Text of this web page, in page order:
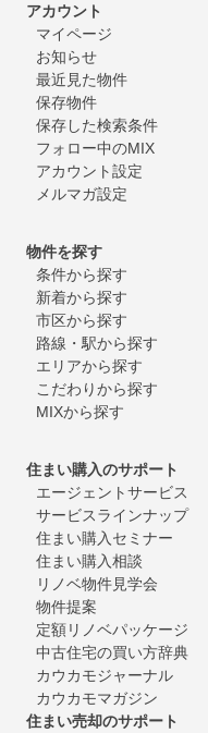
アカウント
マイページ
お知らせ
最近見た物件
保存物件
保存した検索条件
フォロー中のMIX
アカウント設定
メルマガ設定
物件を探す
条件から探す
新着から探す
市区から探す
路線・駅から探す
エリアから探す
こだわりから探す
MIXから探す
住まい購入のサポート
エージェントサービス
サービスラインナップ
住まい購入セミナー
住まい購入相談
リノベ物件見学会
物件提案
定額リノベパッケージ
中古住宅の買い方辞典
カウカモジャーナル
カウカモマガジン
住まい売却のサポート